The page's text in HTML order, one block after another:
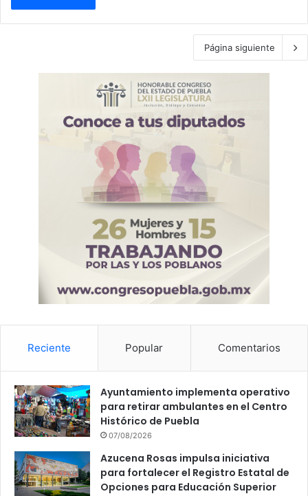
Página siguiente
Reciente Popular Comentarios
Ayuntamiento implementa operativo
para retirar ambulantes en el Centro
Histórico de Puebla
07/08/2026
Azucena Rosas impulsa iniciativa
para fortalecer el Registro Estatal de
Opciones para Educación Superior